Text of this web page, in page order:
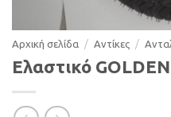
Αρχική σελίδα / Αντίκες /
Ελαστικό